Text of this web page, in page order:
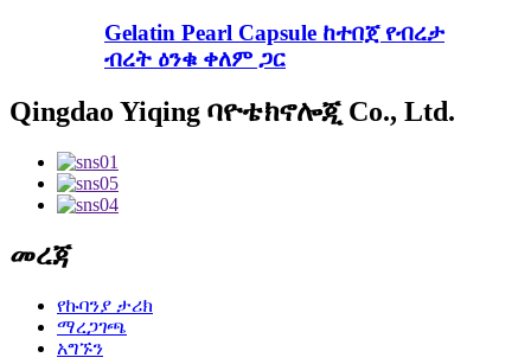
Gelatin Pearl Capsule ከተበጀ የብረታ
ብረት ዕንቁ ቀለም ጋር
Qingdao Yiqing ባዮቴክኖሎጂ Co., Ltd.
መረጃ
የኩባንያ ታሪክ
ማረጋገጫ
አግኙን